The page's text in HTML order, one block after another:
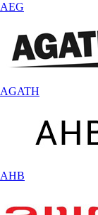
AEG
AGATH
AHB